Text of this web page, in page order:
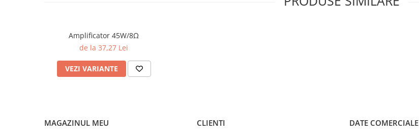
Amplificator 45W/8Ω
de la 37,27 Lei
VEZI VARIANTE
MAGAZINUL MEU CLIENTI DATE COMERCIALE